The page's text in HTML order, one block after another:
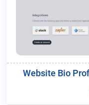
Website Bio